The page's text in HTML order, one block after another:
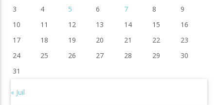
3 4 5 6 7 8
9
10
11 12 13 14 15
16
17
18 19 20 21 22
23
24
25 26 27 28 29
30
31
« Juil